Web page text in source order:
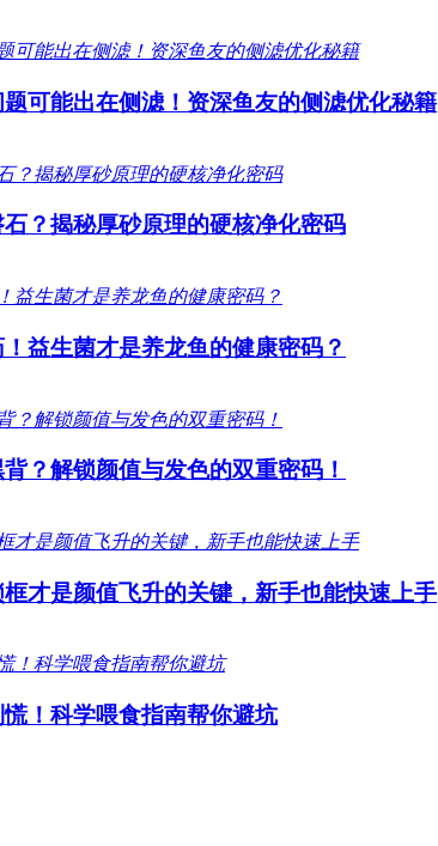
可能出在侧滤！资深鱼友的侧滤优化秘籍
？揭秘厚砂原理的硬核净化密码
益生菌才是养龙鱼的健康密码？
？解锁颜值与发色的双重密码！
才是颜值飞升的关键，新手也能快速上手
！科学喂食指南帮你避坑